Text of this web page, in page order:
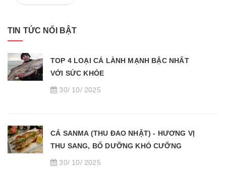
TIN TỨC NỔI BẬT
TOP 4 LOẠI CÁ LÀNH MẠNH BẬC NHẤT
VỚI SỨC KHỎE
30/ 10/ 2025
CÁ SANMA (THU ĐAO NHẬT) - HƯƠNG VỊ
THU SANG, BỔ DƯỠNG KHÓ CƯỠNG
30/ 10/ 2025